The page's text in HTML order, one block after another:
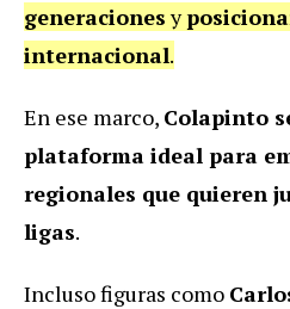
generacionesy
internacional.
En ese marco, Colapinto
plataforma ideal para
regionales que quieren
ligas.
Incluso figuras como